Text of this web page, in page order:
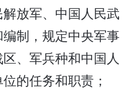
解放军、中国人民武
制，规定中央军事
、军兵种和中国人
的任务和职责；